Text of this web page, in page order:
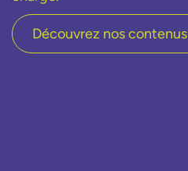
Découvrez nos contenus